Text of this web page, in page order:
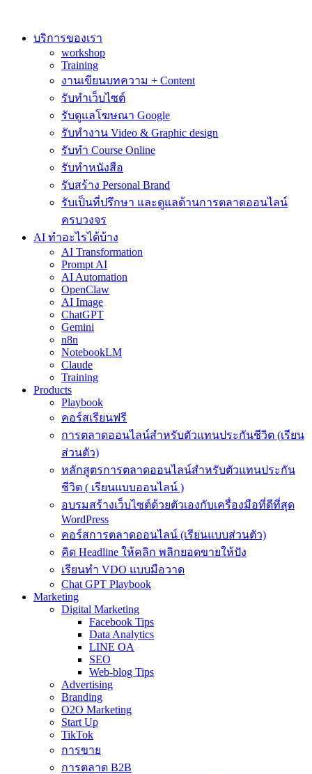
contentบริการของเรา
workshop
Training
งานเขียนบทความ + Content
รับทำเว็บไซต์
รับดูแลโฆษณา Google
รับทำงาน Video & Graphic design
รับทำ Course Online
รับทำหนังสือ
รับสร้าง Personal Brand
รับเป็นที่ปรึกษา และดูแลด้านการตลาดออนไลน์
ครบวงจร
AI ทำอะไรได้บ้าง
AI Transformation
Prompt AI
AI Automation
OpenClaw
AI Image
ChatGPT
Gemini
n8n
NotebookLM
Claude
Training
Products
Playbook
คอร์สเรียนฟรี
การตลาดออนไลน์สำหรับตัวแทนประกันชีวิต (เรียน
ส่วนตัว)
หลักสูตรการตลาดออนไลน์สำหรับตัวแทนประกัน
ชีวิต ( เรียนแบบออนไลน์ )
อบรมสร้างเว็บไซต์ด้วยตัวเองกับเครื่องมือที่ดีที่สุด
WordPress
คอร์สการตลาดออนไลน์ (เรียนแบบส่วนตัว)
คิด Headline ให้คลิก พลิกยอดขายให้ปัง
เรียนทำ VDO แบบมือวาด
Chat GPT Playbook
Marketing
Digital Marketing
Facebook Tips
Data Analytics
LINE OA
SEO
Web-blog Tips
Advertising
Branding
O2O Marketing
Start Up
TikTok
การขาย
การตลาด B2B